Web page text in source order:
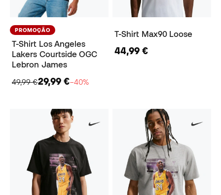
PROMOÇÃO
T-Shirt Los Angeles
Lakers Courtside OGC
Lebron James
49,99 €29,99 €−40%
T-Shirt Max90 Loose
44,99 €